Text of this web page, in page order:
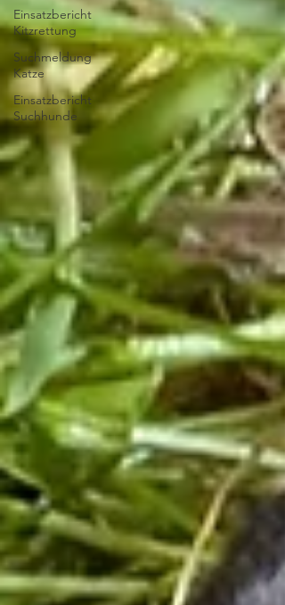
Einsatzbericht
Kitzrettung
Suchmeldung
Katze
Einsatzbericht
Suchhunde